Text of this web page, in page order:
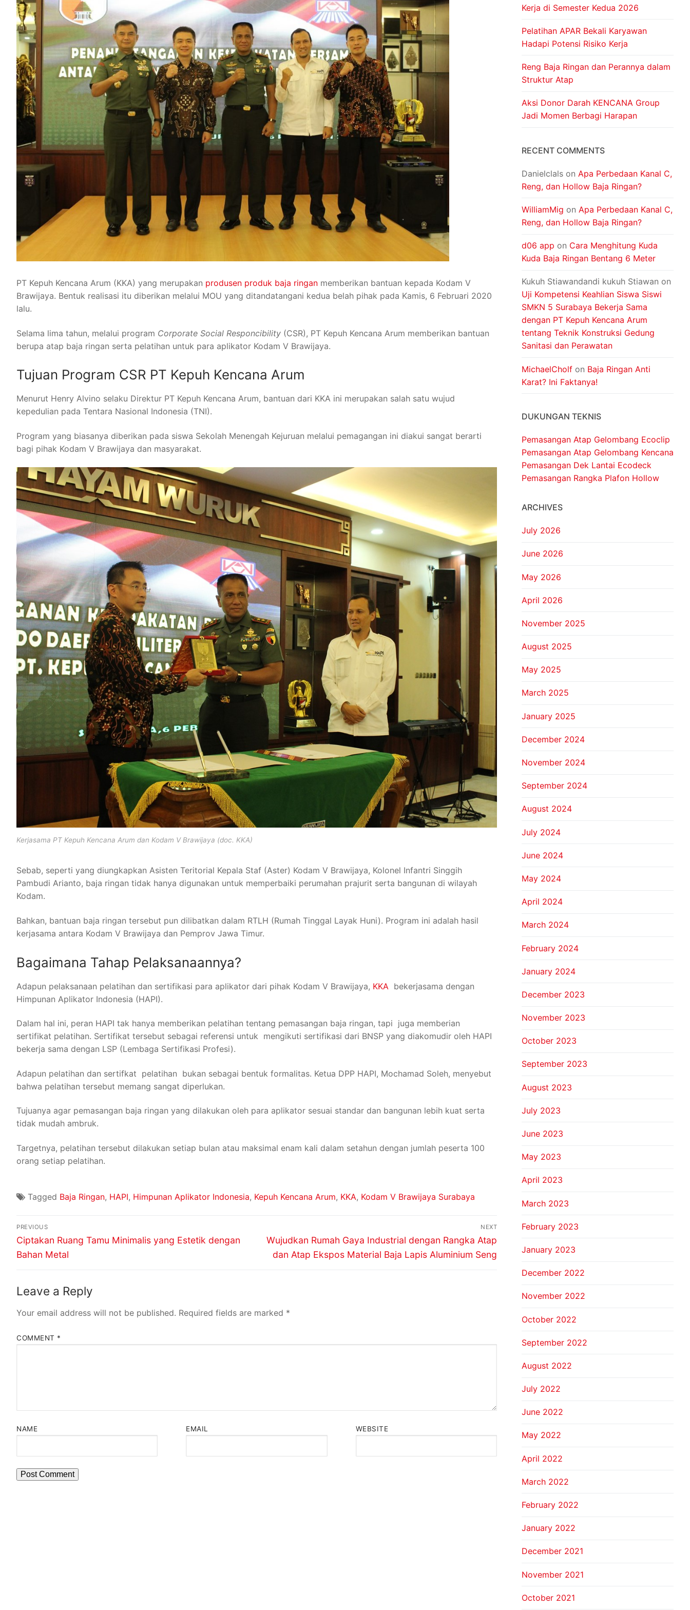
PT Kepuh Kencana Arum (KKA) yang merupakan produsen produk baja ringan memberikan bantuan kepada Kodam V
Brawijaya. Bentuk realisasi itu diberikan melalui MOU yang ditandatangani kedua belah pihak pada Kamis, 6 Februari 2020
lalu.
Selama lima tahun, melalui program Corporate Social Responcibility (CSR), PT Kepuh Kencana Arum memberikan bantuan
berupa atap baja ringan serta pelatihan untuk para aplikator Kodam V Brawijaya.
Tujuan Program CSR PT Kepuh Kencana Arum
Menurut Henry Alvino selaku Direktur PT Kepuh Kencana Arum, bantuan dari KKA ini merupakan salah satu wujud
kepedulian pada Tentara Nasional Indonesia (TNI).
Program yang biasanya diberikan pada siswa Sekolah Menengah Kejuruan melalui pemagangan ini diakui sangat berarti
bagi pihak Kodam V Brawijaya dan masyarakat.
Kerjasama PT Kepuh Kencana Arum dan Kodam V Brawijaya (doc. KKA)
Sebab, seperti yang diungkapkan Asisten Teritorial Kepala Staf (Aster) Kodam V Brawijaya, Kolonel Infantri Singgih
Pambudi Arianto, baja ringan tidak hanya digunakan untuk memperbaiki perumahan prajurit serta bangunan di wilayah
Kodam.
Bahkan, bantuan baja ringan tersebut pun dilibatkan dalam RTLH (Rumah Tinggal Layak Huni). Program ini adalah hasil
kerjasama antara Kodam V Brawijaya dan Pemprov Jawa Timur.
Bagaimana Tahap Pelaksanaannya?
Adapun pelaksanaan pelatihan dan sertifikasi para aplikator dari pihak Kodam V Brawijaya, KKA bekerjasama dengan
Himpunan Aplikator Indonesia (HAPI).
Dalam hal ini, peran HAPI tak hanya memberikan pelatihan tentang pemasangan baja ringan, tapi juga memberian
sertifikat pelatihan. Sertifikat tersebut sebagai referensi untuk mengikuti sertifikasi dari BNSP yang diakomudir oleh HAPI
bekerja sama dengan LSP (Lembaga Sertifikasi Profesi).
Adapun pelatihan dan sertifkat pelatihan bukan sebagai bentuk formalitas. Ketua DPP HAPI, Mochamad Soleh, menyebut
bahwa pelatihan tersebut memang sangat diperlukan.
Tujuanya agar pemasangan baja ringan yang dilakukan oleh para aplikator sesuai standar dan bangunan lebih kuat serta
tidak mudah ambruk.
Targetnya, pelatihan tersebut dilakukan setiap bulan atau maksimal enam kali dalam setahun dengan jumlah peserta 100
orang setiap pelatihan.
Tagged Baja Ringan, HAPI, Himpunan Aplikator Indonesia, Kepuh Kencana Arum, KKA, Kodam V Brawijaya Surabaya
PREVIOUS
Ciptakan Ruang Tamu Minimalis yang Estetik dengan
Bahan Metal
NEXT
Wujudkan Rumah Gaya Industrial dengan Rangka Atap
dan Atap Ekspos Material Baja Lapis Aluminium Seng
Leave a Reply
Your email address will not be published. Required fields are marked *
COMMENT *
NAME EMAIL WEBSITE
Kerja di Semester Kedua 2026
Pelatihan APAR Bekali Karyawan
Hadapi Potensi Risiko Kerja
Reng Baja Ringan dan Perannya dalam
Struktur Atap
Aksi Donor Darah KENCANA Group
Jadi Momen Berbagi Harapan
RECENT COMMENTS
Danielclals on Apa Perbedaan Kanal C,
Reng, dan Hollow Baja Ringan?
WilliamMig on Apa Perbedaan Kanal C,
Reng, dan Hollow Baja Ringan?
d06 app on Cara Menghitung Kuda
Kuda Baja Ringan Bentang 6 Meter
Kukuh Stiawandandi kukuh Stiawan on
Uji Kompetensi Keahlian Siswa Siswi
SMKN 5 Surabaya Bekerja Sama
dengan PT Kepuh Kencana Arum
tentang Teknik Konstruksi Gedung
Sanitasi dan Perawatan
MichaelCholf on Baja Ringan Anti
Karat? Ini Faktanya!
DUKUNGAN TEKNIS
Pemasangan Atap Gelombang Ecoclip
Pemasangan Atap Gelombang Kencana
Pemasangan Dek Lantai Ecodeck
Pemasangan Rangka Plafon Hollow
ARCHIVES
July 2026
June 2026
May 2026
April 2026
November 2025
August 2025
May 2025
March 2025
January 2025
December 2024
November 2024
September 2024
August 2024
July 2024
June 2024
May 2024
April 2024
March 2024
February 2024
January 2024
December 2023
November 2023
October 2023
September 2023
August 2023
July 2023
June 2023
May 2023
April 2023
March 2023
February 2023
January 2023
December 2022
November 2022
October 2022
September 2022
August 2022
July 2022
June 2022
May 2022
April 2022
March 2022
February 2022
January 2022
December 2021
November 2021
October 2021